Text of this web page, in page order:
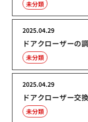
未分類
ドアクローザーの
2025.04.29
未分類
ドアクローザー交
2025.04.29
未分類